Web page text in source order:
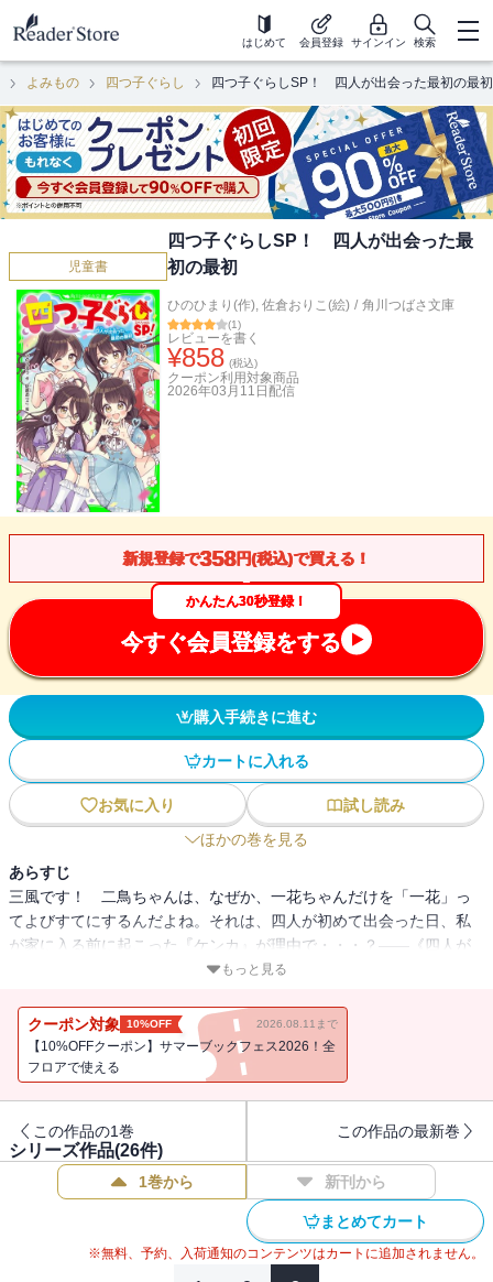
はじめて 会員登録 サインイン 検索
よみもの 四つ子ぐらし 四つ子ぐらしSP！ 四人が出会った最初の最初
児童書
四つ子ぐらしSP！ 四人が出会った最
初の最初
ひのひまり(作), 佐倉おりこ(絵) / 角川つばさ文庫
(1)
レビューを書く
¥858 (税込)
クーポン利用対象商品
2026年03月11日 配信
新規登録で358円(税込)で買える！
かんたん30秒登録！
今すぐ会員登録をする
購入手続きに進む
カートに入れる
お気に入り
試し読み
ほかの巻を見る
あらすじ
三風です！ 二鳥ちゃんは、なぜか、一花ちゃんだけを「一花」っ
てよびすてにするんだよね。それは、四人が初めて出会った日、私
が家に入る前に起こった『ケンカ』が理由で・・・？――《四人が
出会った最初の最初》湊くんのお誕生日のお話《二人をつなぐプレ
レー》、カゼをひいた一花ちゃんを、妹三人でがんばってお世話し
て看病するお話《もし、カゼを引いたら？》が読めるよ！最新刊ま
で読んでいなくても、『四つ子ぐらし（1）』を読んだ後にすぐ読め
もっと見る
クーポン対象 10%OFF 2026.08.11まで
【10%OFFクーポン】サマーブックフェス2026！全
フロアで使える
この作品の1巻 この作品の最新巻
シリーズ作品(26件)
1巻から 新刊から
まとめてカート
※無料、予約、入荷通知のコンテンツはカートに追加されません。